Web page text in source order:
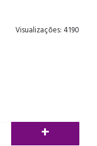
Visualizações: 4190
+